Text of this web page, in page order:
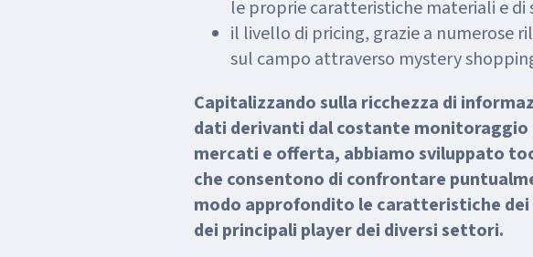
le proprie caratteristiche materiali e di
il livello di pricing, grazie a numerose
sul campo attraverso mystery
Capitalizzando sulla ricchezza di
dati derivanti dal costante monitoraggio
mercati e offerta, abbiamo sviluppato
che consentono di confrontare
modo approfondito le caratteristiche
dei principali player dei diversi settori.